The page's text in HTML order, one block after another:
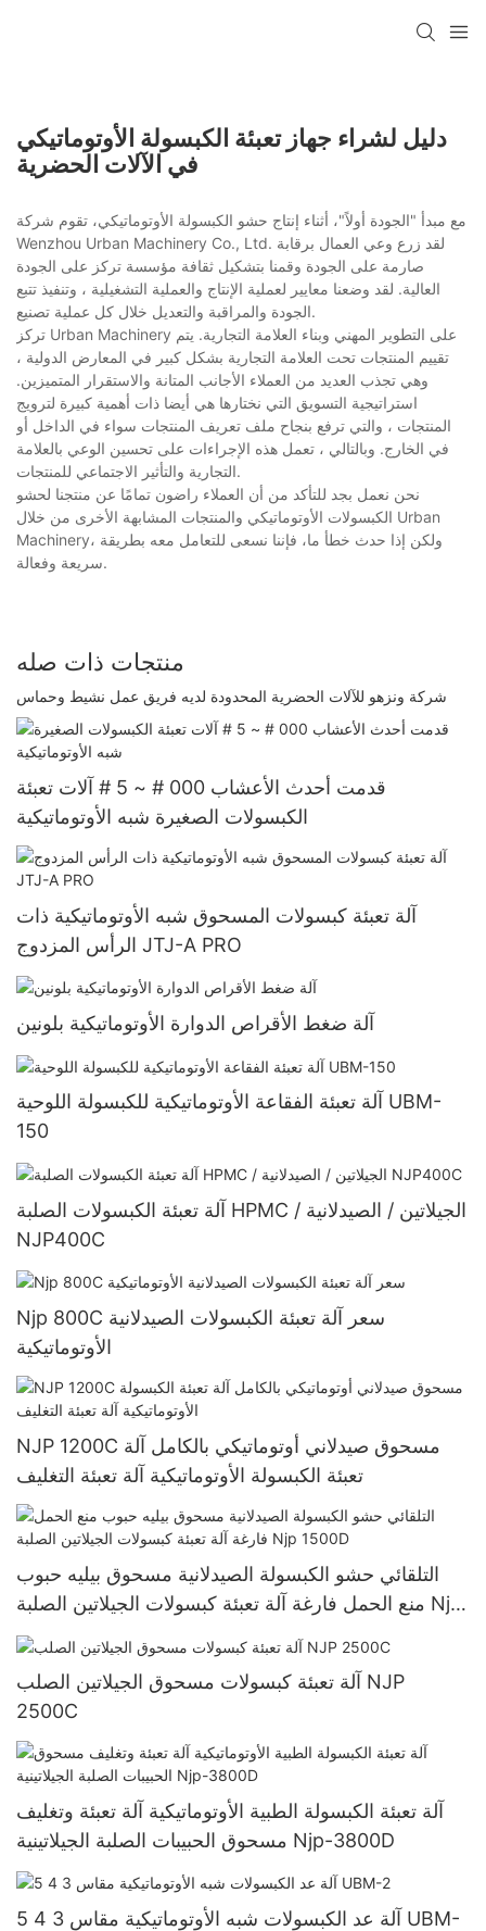
دليل لشراء جهاز تعبئة الكبسولة الأوتوماتيكي
في الآلات الحضرية
مع مبدأ "الجودة أولاً"، أثناء إنتاج حشو الكبسولة الأوتوماتيكي، تقوم شركة
Wenzhou Urban Machinery Co., Ltd. لقد زرع وعي العمال برقابة
صارمة على الجودة وقمنا بتشكيل ثقافة مؤسسة تركز على الجودة
العالية. لقد وضعنا معايير لعملية الإنتاج والعملية التشغيلية ، وتنفيذ تتبع
الجودة والمراقبة والتعديل خلال كل عملية تصنيع.
تركز Urban Machinery على التطوير المهني وبناء العلامة التجارية. يتم
تقييم المنتجات تحت العلامة التجارية بشكل كبير في المعارض الدولية ،
وهي تجذب العديد من العملاء الأجانب المتانة والاستقرار المتميزين.
استراتيجية التسويق التي نختارها هي أيضا ذات أهمية كبيرة لترويج
المنتجات ، والتي ترفع بنجاح ملف تعريف المنتجات سواء في الداخل أو
في الخارج. وبالتالي ، تعمل هذه الإجراءات على تحسين الوعي بالعلامة
التجارية والتأثير الاجتماعي للمنتجات.
نحن نعمل بجد للتأكد من أن العملاء راضون تمامًا عن منتجنا لحشو
الكبسولات الأوتوماتيكي والمنتجات المشابهة الأخرى من خلال Urban
Machinery، ولكن إذا حدث خطأ ما، فإننا نسعى للتعامل معه بطريقة
سريعة وفعالة.
منتجات ذات صله
شركة ونزهو للآلات الحضرية المحدودة لديه فريق عمل نشيط وحماس
قدمت أحدث الأعشاب 000 # ~ 5 # آلات تعبئة
الكبسولات الصغيرة شبه الأوتوماتيكية
آلة تعبئة كبسولات المسحوق شبه الأوتوماتيكية ذات
الرأس المزدوج JTJ-A PRO
آلة ضغط الأقراص الدوارة الأوتوماتيكية بلونين
آلة تعبئة الفقاعة الأوتوماتيكية للكبسولة اللوحية UBM-
150
آلة تعبئة الكبسولات الصلبة HPMC / الجيلاتين / الصيدلانية
NJP400C
Njp 800C سعر آلة تعبئة الكبسولات الصيدلانية
الأوتوماتيكية
NJP 1200C مسحوق صيدلاني أوتوماتيكي بالكامل آلة
تعبئة الكبسولة الأوتوماتيكية آلة تعبئة التغليف
التلقائي حشو الكبسولة الصيدلانية مسحوق بيليه حبوب
منع الحمل فارغة آلة تعبئة كبسولات الجيلاتين الصلبة Njp
1500D
آلة تعبئة كبسولات مسحوق الجيلاتين الصلب NJP
2500C
آلة تعبئة الكبسولة الطبية الأوتوماتيكية آلة تعبئة وتغليف
مسحوق الحبيبات الصلبة الجيلاتينية Njp-3800D
آلة عد الكبسولات شبه الأوتوماتيكية مقاس 3 4 5 UBM-